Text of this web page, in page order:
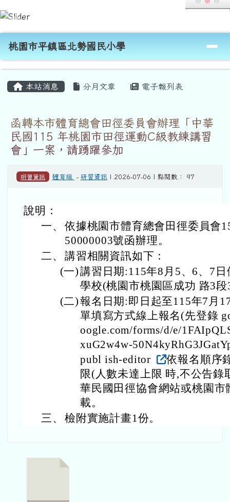
跳至主內容區
桃園市平鎮區北勢國民小學
導覽列
桃園市平鎮區北勢國民小學
本站消息 分月文章 電子報列表
函轉本市體育總會田徑委員會辦理「中華
民國115 年桃園市田徑運動C級教練講習
會」一案，請踴躍參加
研習資訊 體育組 - 研習資訊| 2026-07-06 | 點閱數： 97
說明：
一、 依據桃園市體育總會田徑委員會
50000003號函辦理。
二、 講習相關資訊如下：
(一)講習日期:115年8月5、6、7
學校(桃園市桃園區成功 路3
(二)報名日期:即日起至115年7月
單填寫方式線上報名(先登錄
oogle.com/forms/d/e/
xuG2w4w-
publ ish-editor
依報名順序
限(人數未達上限 時,不公告
華民國田徑協會網站或桃園
載。
三、 檢附實施計畫1份。